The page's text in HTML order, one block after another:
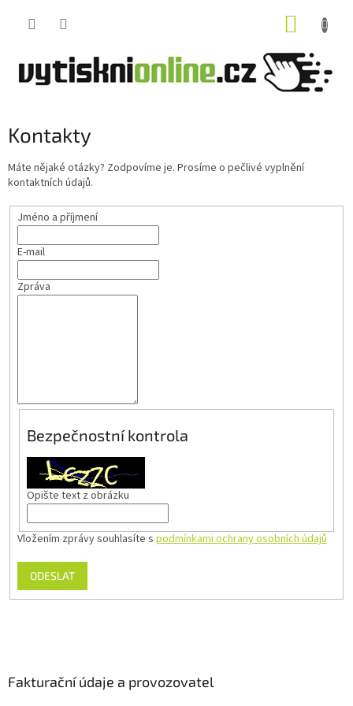
Kontakty
Máte nějaké otázky? Zodpovíme je. Prosíme o pečlivé vyplnění
kontaktních údajů.
Jméno a příjmení
E-mail
Zpráva
Bezpečnostní kontrola
Opište text z obrázku
Vložením zprávy souhlasíte s podmínkami ochrany osobních údajů
ODESLAT
Fakturační údaje a provozovatel